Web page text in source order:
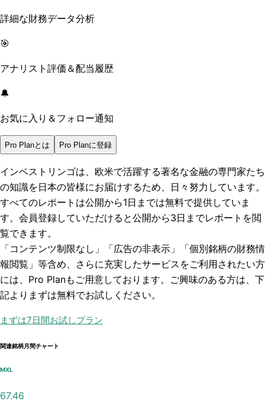
詳細な財務データ分析
🎯
アナリスト評価＆配当履歴
🔔
お気に入り＆フォロー通知
Pro Planとは Pro Planに登録
インベストリンゴは、欧米で活躍する著名な金融の専門家たち
の知識を日本の皆様にお届けするため、日々努力しています。
すべてのレポートは公開から1日までは無料で提供していま
す。会員登録していただけると公開から3日までレポートを閲
覧できます。
「コンテンツ制限なし」「広告の非表示」「個別銘柄の財務情
報閲覧」 等含め、さらに充実したサービスをご利用されたい方
には、Pro Planもご用意しております。ご興味のある方は、下
記よりまずは無料でお試しください。
まずは7日間お試しプラン
関連銘柄月間チャート
MXL
67.46